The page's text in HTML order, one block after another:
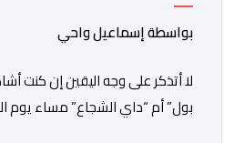
بواسطة إسماعيل واحي
لا أتذكر على وجه اليقين إن كنت